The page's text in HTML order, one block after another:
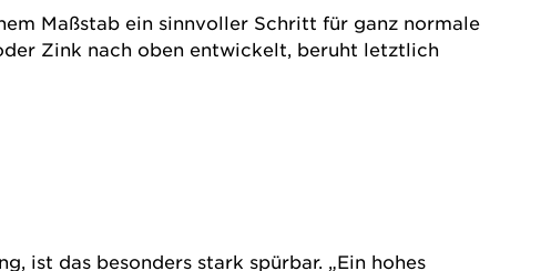
Maßstab ein sinnvoller Schritt für ganz normale
Zink nach oben entwickelt, beruht letztlich
ist das besonders stark spürbar. „Ein hohes